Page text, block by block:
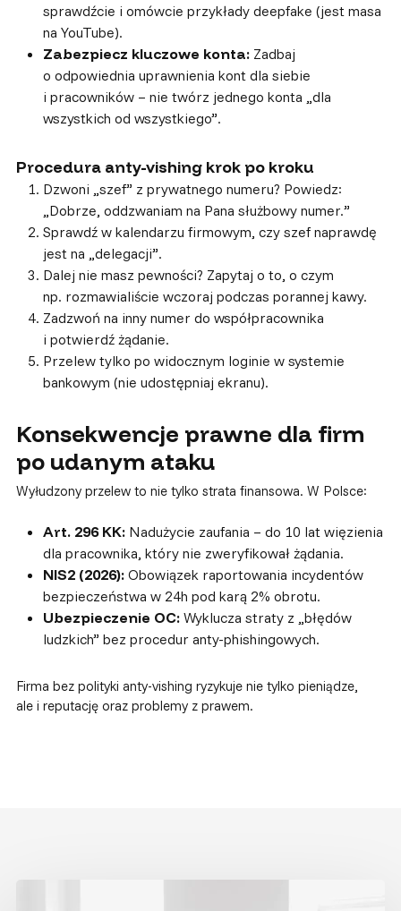
sprawdźcie i omówcie przykłady deepfake (jest masa
na YouTube).
Zabezpiecz kluczowe konta:Zadbaj
o odpowiednia uprawnienia kont dla siebie
i pracowników – nie twórz jednego konta „dla
wszystkich od wszystkiego”.
Procedura anty-vishing krok po kroku
Dzwoni „szef” z prywatnego numeru? Powiedz:
„Dobrze, oddzwaniam na Pana służbowy numer.”
Sprawdź w kalendarzu firmowym, czy szef naprawdę
jest na „delegacji”.
Dalej nie masz pewności? Zapytaj o to, o czym
np. rozmawialiście wczoraj podczas porannej kawy.
Zadzwoń na inny numer do współpracownika
i potwierdź żądanie.
Przelew tylko po widocznym loginie w systemie
bankowym (nie udostępniaj ekranu).
Konsekwencje prawne dla firm
po udanym ataku
Wyłudzony przelew to nie tylko strata finansowa. W Polsce:
Art. 296 KK:Nadużycie zaufania – do 10 lat więzienia
dla pracownika, który nie zweryfikował żądania.
NIS2 (2026):Obowiązek raportowania incydentów
bezpieczeństwa w 24h pod karą 2% obrotu.
Ubezpieczenie OC:Wyklucza straty z „błędów
ludzkich” bez procedur anty-phishingowych.
Firma bez polityki anty-vishing ryzykuje nie tylko pieniądze,
ale i reputację oraz problemy z prawem.